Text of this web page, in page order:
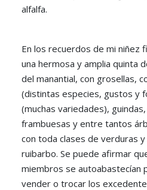
alfalfa.
En los recuerdos de mi niñez
una hermosa y amplia quinta
del manantial, con grosellas,
(distintas especies, gustos y
(muchas variedades),
frambuesas y entre tantos
con toda clases de verduras
ruibarbo. Se puede afirmar
miembros se autoabastecían
vender o trocar los